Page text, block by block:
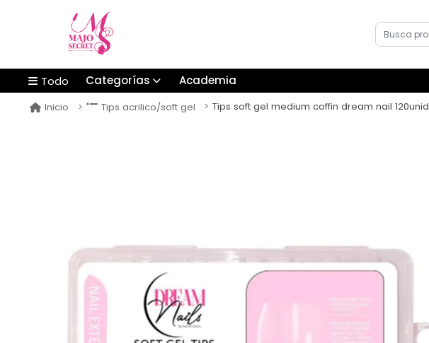
Todo Categorías Academia
Inicio Tips acrilico/soft gel Tips soft gel medium coffin dream nail 120unid